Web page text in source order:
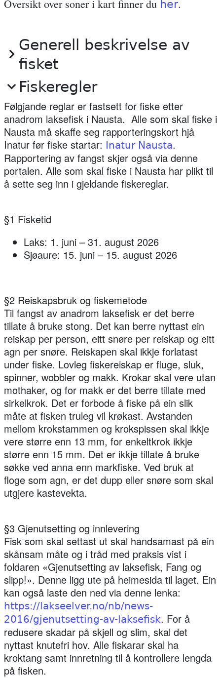
laksetrapp.
Oversikt over soner i kart finner du her.
Generell beskrivelse av
fisket
Fiskeregler
Følgjande reglar er fastsett for fiske etter
anadrom laksefisk i Nausta. Alle som skal fiske i
Nausta må skaffe seg rapporteringskort hjå
Inatur før fiske startar: Inatur Nausta.
Rapportering av fangst skjer også via denne
portalen. Alle som skal fiske i Nausta har plikt til
å sette seg inn i gjeldande fiskereglar.
§1 Fisketid
Laks: 1. juni – 31. august 2026
Sjøaure: 15. juni – 15. august 2026
§2 Reiskapsbruk og fiskemetode
Til fangst av anadrom laksefisk er det berre
tillate å bruke stong. Det kan berre nyttast ein
reiskap per person, eitt snøre per reiskap og eitt
agn per snøre. Reiskapen skal ikkje forlatast
under fiske. Lovleg fiskereiskap er fluge, sluk,
spinner, wobbler og makk. Krokar skal vere utan
mothaker, og for makk er det berre tillate med
sirkelkrok. Det er forbode å fiske på ein slik
måte at fisken truleg vil krøkast. Avstanden
mellom krokstammen og krokspissen skal ikkje
vere større enn 13 mm, for enkeltkrok ikkje
større enn 15 mm. Det er ikkje tillate å bruke
søkke ved anna enn markfiske. Ved bruk at
floge som agn, er det dupp eller snøre som skal
utgjere kastevekta.
§3 Gjenutsetting og innlevering
Fisk som skal settast ut skal handsamast på ein
skånsam måte og i tråd med praksis vist i
foldaren «Gjenutsetting av laksefisk, Fang og
slipp!». Denne ligg ute på heimesida til laget. Ein
kan også laste den ned via denne lenka:
https://lakseelver.no/nb/news-
2016/gjenutsetting-av-laksefisk. For å
redusere skadar på skjell og slim, skal det
nyttast knutefri hov. Alle fiskarar skal ha
kroktang samt innretning til å kontrollere lengda
på fisken.